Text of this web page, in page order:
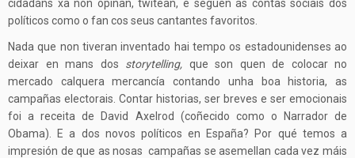
cidadáns xa non opinan, twitean, e seguen as contas sociais dos
políticos como o fan cos seus cantantes favoritos.
Nada que non tiveran inventado hai tempo os estadounidenses ao
deixar en mans dos storytelling, que son quen de colocar no
mercado calquera mercancía contando unha boa historia, as
campañas electorais. Contar historias, ser breves e ser emocionais
foi a receita de David Axelrod (coñecido como o Narrador de
Obama). E a dos novos políticos en España? Por qué temos a
impresión de que as nosas campañas se asemellan cada vez máis